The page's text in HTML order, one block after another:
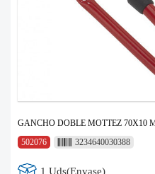
GANCHO DOBLE MOTTEZ 70X10
502076
3234640030388
1 Uds(Envase)